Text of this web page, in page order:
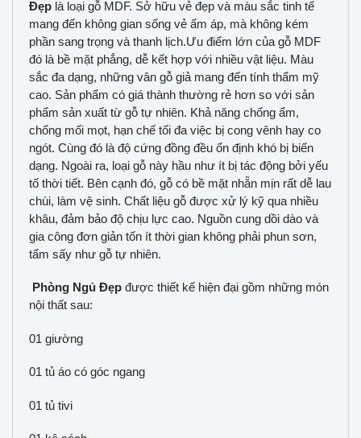
Đẹp là loại gỗ MDF. Sở hữu vẻ đẹp và màu sắc tinh tế
mang đến không gian sống vẻ ấm áp, mà không kém
phần sang trọng và thanh lịch.Ưu điểm lớn của gỗ MDF
đó là bề mặt phẳng, dễ kết hợp với nhiều vật liệu. Màu
sắc đa dạng, những vân gỗ giả mang đến tính thẩm mỹ
cao. Sản phẩm có giá thành thường rẻ hơn so với sản
phẩm sản xuất từ gỗ tự nhiên. Khả năng chống ẩm,
chống mối mọt, hạn chế tối đa việc bị cong vênh hay co
ngót. Cùng đó là độ cứng đồng đều ổn định khó bị biến
dạng. Ngoài ra, loại gỗ này hầu như ít bị tác động bởi yếu
tố thời tiết. Bên cạnh đó, gỗ có bề mặt nhẵn mịn rất dễ lau
chùi, làm vệ sinh. Chất liệu gỗ được xử lý kỹ qua nhiều
khâu, đảm bảo độ chịu lực cao. Nguồn cung dồi dào và
gia công đơn giản tốn ít thời gian không phải phun sơn,
tẩm sấy như gỗ tự nhiên.
Phòng Ngủ Đẹp được thiết kế hiện đại gồm những món
nội thất sau:
01 giường
01 tủ áo có góc ngang
01 tủ tivi